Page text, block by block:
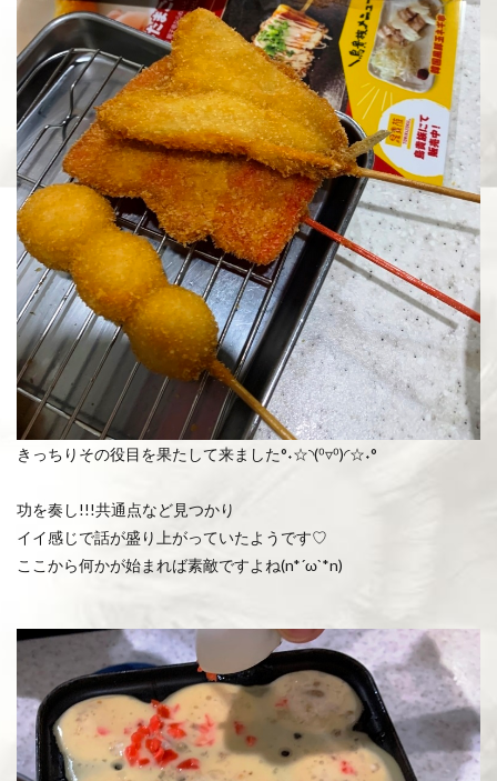
きっちりその役目を果たして来ました°˖☆◝(⁰▿⁰)◜☆˖°
功を奏し!!!共通点など見つかり
イイ感じで話が盛り上がっていたようです♡
ここから何かが始まれば素敵ですよね(n*´ω`*n)